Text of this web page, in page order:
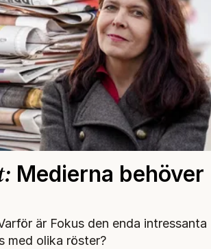
Medierna behöver
är Fokus den enda intressanta
med olika röster?